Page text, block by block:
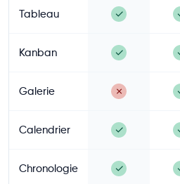
Tableau ✓
Kanban ✓
Galerie ✗
Calendrier ✓
Chronologie ✓